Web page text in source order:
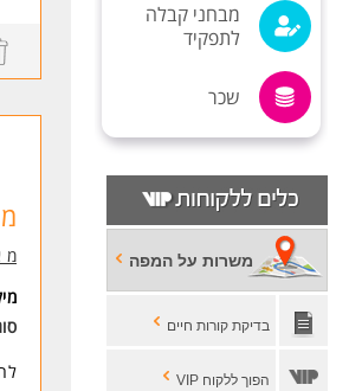
מבחני קבלה
לתפקיד
שכר
משרות על המפה
בדיקת קורות חיים
הפוך ללקוח VIP
*
* ניסיון של
*
*
*
מ